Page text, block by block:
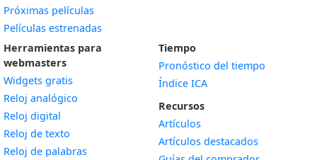
Próximas películas
Películas estrenadas
Herramientas para
webmasters
Widgets gratis
Reloj analógico
Reloj digital
Reloj de texto
Reloj de palabras
Tiempo
Pronóstico del tiempo
Índice ICA
Recursos
Artículos
Artículos destacados